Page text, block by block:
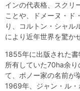
インの代表格、スクリ
ことや、ドメーヌ・ド
り、コルトン・シャル
により近年世界を驚か
1855年に出版された
所有していた70ha余
て、ボノー家の名前が
1969年、ジャン・ル